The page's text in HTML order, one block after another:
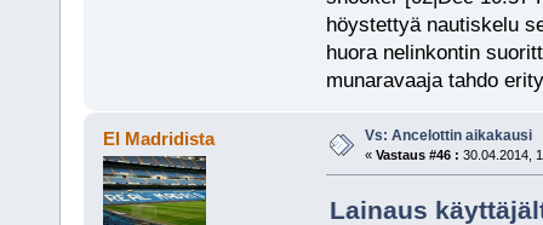
höystettyä nautiskelu
huora nelinkontin
munaravaaja tahdo
El Madridista Vs: Ancelottin aikakausi
« Vastaus #46 : 30.04.2014,
Lainaus